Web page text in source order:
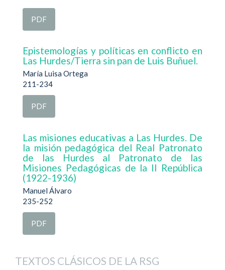
PDF
Epistemologías y políticas en conflicto en
Las Hurdes/Tierra sin pan de Luis Buñuel.
María Luisa Ortega
211-234
PDF
Las misiones educativas a Las Hurdes. De
la misión pedagógica del Real Patronato
de las Hurdes al Patronato de las
Misiones Pedagógicas de la II República
(1922-1936)
Manuel Álvaro
235-252
PDF
TEXTOS CLÁSICOS DE LA RSG